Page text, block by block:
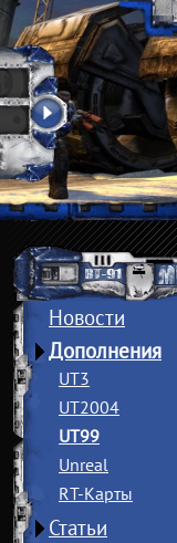
Новости
Дополнения
UT3
UT2004
UT99
Unreal
RT-Карты
Статьи